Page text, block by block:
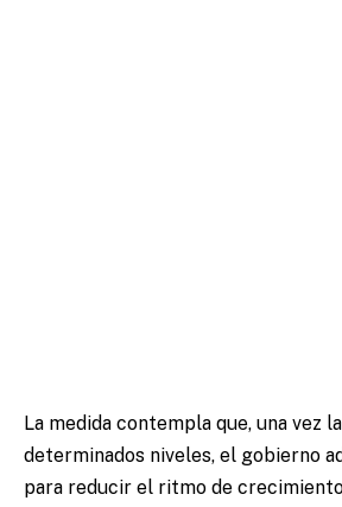
La medida contempla que, una vez
determinados niveles, el gobierno
para reducir el ritmo de